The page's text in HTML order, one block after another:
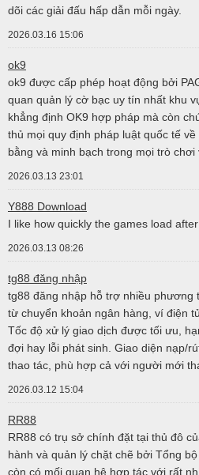
dõi các giải đấu hấp dẫn mỗi ngày.
2026.03.16 15:06
ok9
ok9 được cấp phép hoạt động bởi
quan quản lý cờ bạc uy tín nhất khu
khẳng định OK9 hợp pháp mà còn
thủ mọi quy định pháp luật quốc tế
bằng và minh bạch trong mọi trò chơi
2026.03.13 23:01
Y888 Download
I like how quickly the games load
2026.03.13 08:26
tg88 đăng nhập
tg88 đăng nhập hỗ trợ nhiều phương
từ chuyển khoản ngân hàng, ví điện
Tốc độ xử lý giao dịch được tối ưu,
đợi hay lỗi phát sinh. Giao diện nạp/
thao tác, phù hợp cả với người mới
2026.03.12 15:04
RR88
RR88 có trụ sở chính đặt tại thủ đô
hành và quản lý chặt chẽ bởi Tổng
còn có mối quan hệ hợp tác với rất